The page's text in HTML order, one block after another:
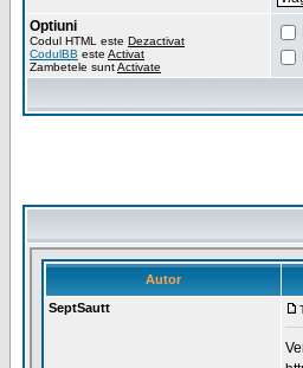
Optiuni
Codul HTML este Dezactivat
CodulBB este Activat
Zambetele suntActivate